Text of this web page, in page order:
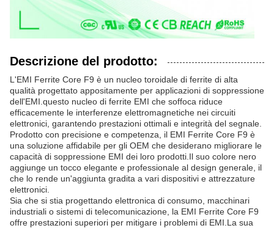
Descrizione del prodotto:
L'EMI Ferrite Core F9 è un nucleo toroidale di ferrite di alta
qualità progettato appositamente per applicazioni di soppressione
dell'EMI.questo nucleo di ferrite EMI che soffoca riduce
efficacemente le interferenze elettromagnetiche nei circuiti
elettronici, garantendo prestazioni ottimali e integrità del segnale.
Prodotto con precisione e competenza, il EMI Ferrite Core F9 è
una soluzione affidabile per gli OEM che desiderano migliorare le
capacità di soppressione EMI dei loro prodotti.Il suo colore nero
aggiunge un tocco elegante e professionale al design generale, il
che lo rende un'aggiunta gradita a vari dispositivi e attrezzature
elettronici.
Sia che si stia progettando elettronica di consumo, macchinari
industriali o sistemi di telecomunicazione, la EMI Ferrite Core F9
offre prestazioni superiori per mitigare i problemi di EMI.La sua